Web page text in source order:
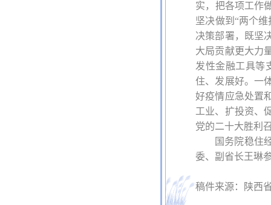
实，把各项工作
坚决做到“两个
决策部署，既坚
大局贡献更大力
发性金融工具等
住、发展好。一
好疫情应急处置
工业、扩投资、
党的二十大胜利
国务院稳住
委、副省长王琳
稿件来源：陕西